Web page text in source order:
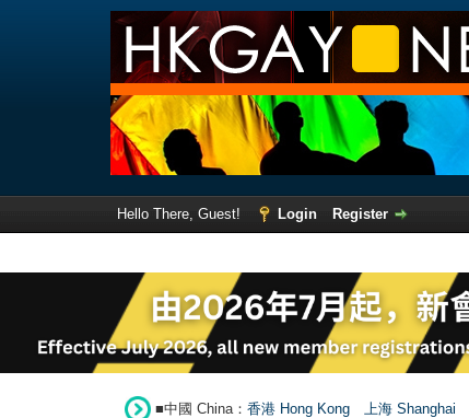
Hello There, Guest! Login
Register
■中國 China： 香港 Hong Kong 上海 Shanghai